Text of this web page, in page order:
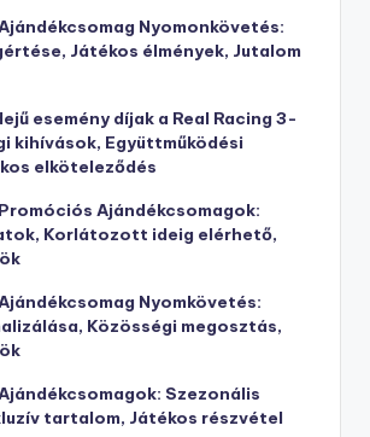
Nyomonkövetés:
Játékos élmények, Jutalom
esemény díjak a Real Racing 3-
kihívások, Együttműködési
elköteleződés
Ajándékcsomagok:
Korlátozott ideig elérhető,
Nyomkövetés:
Közösségi megosztás,
Szezonális
tartalom, Játékos részvétel